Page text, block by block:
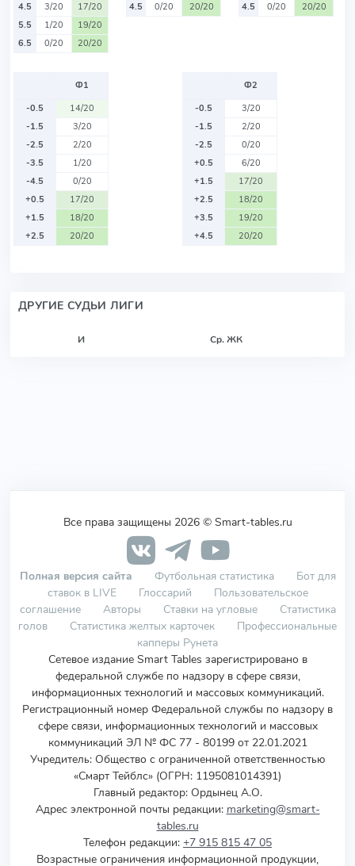
4.5
3/20
17/20
5.5
1/20
19/20
6.5
0/20 20/20
4.5
0/20 20/20
4.5
0/20 20/20
Ф1
-0.5
14/20
-1.5
3/20
-2.5
2/20
-3.5
1/20
-4.5
0/20
+0.5
17/20
+1.5
18/20
+2.5
20/20
Ф2
-0.5
3/20
-1.5
2/20
-2.5
0/20
+0.5
6/20
+1.5
17/20
+2.5
18/20
+3.5
19/20
+4.5
20/20
ДРУГИЕ СУДЬИ ЛИГИ
И Ср. ЖК
Все права защищены 2026 © Smart-tables.ru
Полная версия сайта Футбольная статистика
Бот для
ставок в LIVE
Глоссарий
Пользовательское
соглашение
Авторы Ставки на угловые
Статистика
голов
Статистика желтых карточек
Профессиональные
капперы Рунета
Сетевое издание Smart Tables зарегистрировано в
федеральной службе по надзору в сфере связи,
информационных технологий и массовых коммуникаций.
Регистрационный номер Федеральной службы по надзору в
сфере связи, информационных технологий и массовых
коммуникаций ЭЛ № ФС 77 - 80199 от 22.01.2021
Учредитель: Общество с ограниченной ответственностью
«Смарт Тейблс» (ОГРН: 1195081014391)
Главный редактор: Ордынец А.О.
Адрес электронной почты редакции: marketing@smart-
tables.ru
Телефон редакции: +7 915 815 47 05
Возрастные ограничения информационной продукции,